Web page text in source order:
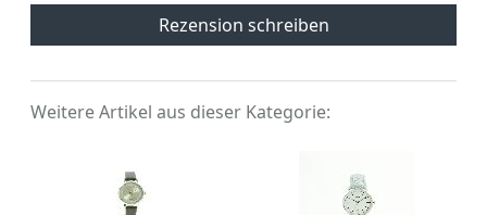
Rezension schreiben
Weitere Artikel aus dieser Kategorie: